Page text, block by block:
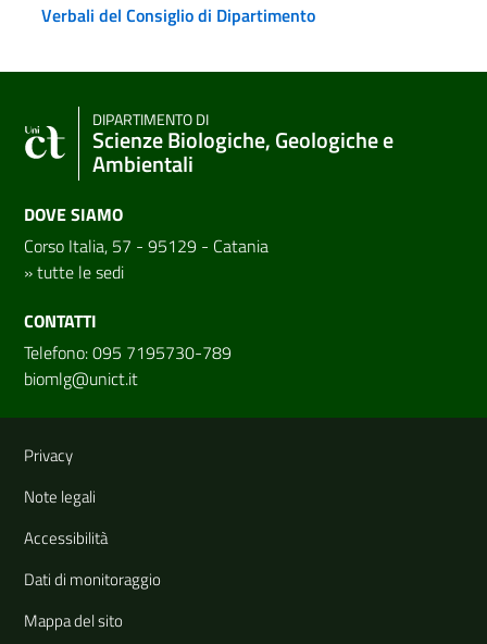
Verbali del Consiglio di Dipartimento
DIPARTIMENTO DI
Scienze Biologiche, Geologiche e
Ambientali
DOVE SIAMO
Corso Italia, 57 - 95129 - Catania
»tutte le sedi
CONTATTI
Telefono: 095 7195730-789
biomlg@unict.it
Link e informazioni utili
Privacy
Note legali
Accessibilità
Dati di monitoraggio
Mappa del sito